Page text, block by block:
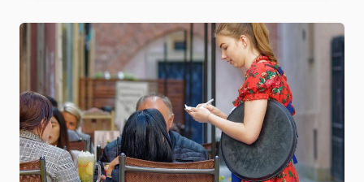
WORDPRESS
REACTIES
VIA
GRAVATAR